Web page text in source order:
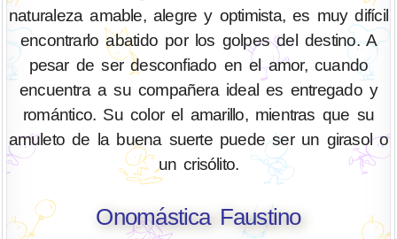
naturaleza amable, alegre y optimista, es muy difícil
encontrarlo abatido por los golpes del destino. A
pesar de ser desconfiado en el amor, cuando
encuentra a su compañera ideal es entregado y
romántico. Su color el amarillo, mientras que su
amuleto de la buena suerte puede ser un girasol o
un crisólito.
Onomástica Faustino